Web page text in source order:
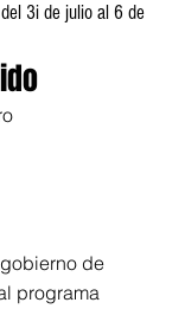
3i de julio al 6 de
de
programa